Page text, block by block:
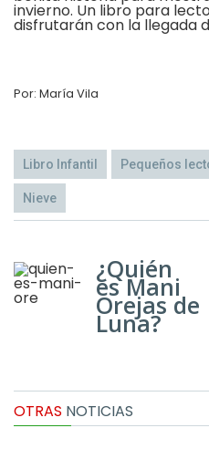
invierno. Un libro para
disfrutarán con la llegada
Por: María Vila
Libro Infantil Pequeños
Nieve
¿Quién
es Mani
Orejas de
Luna?
OTRAS NOTICIAS